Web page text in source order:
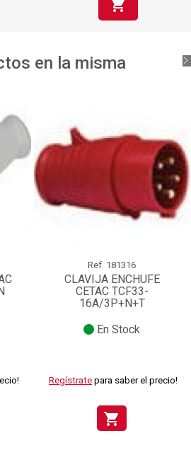
shopping_cart
en la misma
Ref. 181316
CLAVIJA ENCHUFE
CETAC TCF33-
16A/3P+N+T
En Stock
Regístrate para saber el precio!
shopping_cart